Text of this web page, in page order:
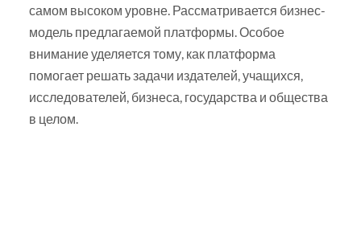
самом высоком уровне. Рассматривается бизнес-
модель предлагаемой платформы. Особое
внимание уделяется тому, как платформа
помогает решать задачи издателей, учащихся,
исследователей, бизнеса, государства и общества
в целом.